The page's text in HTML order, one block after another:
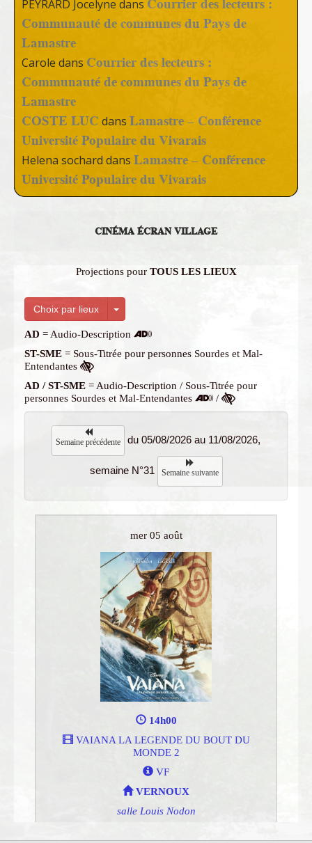
PEYRARD Jocelyne dans Courrier des lecteurs :
Communauté de communes du Pays de
Lamastre
Carole dans Courrier des lecteurs :
Communauté de communes du Pays de
Lamastre
COSTE LUC dans Lamastre – Conférence
Université Populaire du Vivarais
Helena sochard dans Lamastre – Conférence
Université Populaire du Vivarais
CINÉMA ÉCRAN VILLAGE